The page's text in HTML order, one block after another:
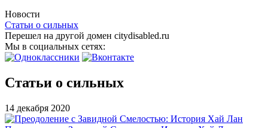
Новости
Статьи о сильных
Перешел на другой домен citydisabled.ru
Мы в социальных сетях:
Статьи о сильных
14 декабря 2020